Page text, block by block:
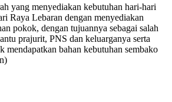
yang menyediakan kebutuhan hari-hari
Raya Lebaran dengan menyediakan
pokok, dengan tujuannya sebagai salah
praju­rit, PNS dan keluarganya serta
mendapatkan bahan kebutu­han sembako